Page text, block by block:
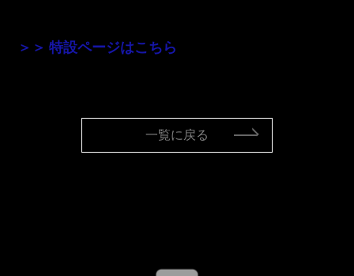
＞＞特設ページはこちら
一覧に戻る